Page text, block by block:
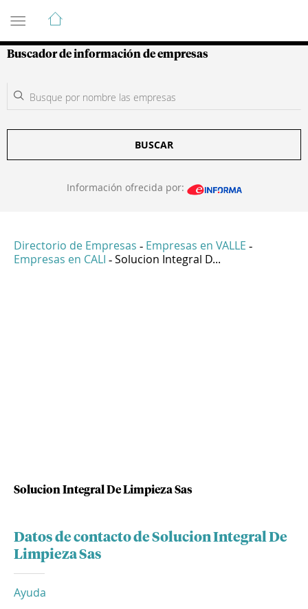
Guía de Empresas Colombianas
Buscador de información de empresas
BUSCAR
Información ofrecida por:
Directorio de Empresas - Empresas en VALLE -
Empresas en CALI - Solucion Integral D...
Solucion Integral De Limpieza Sas
Datos de contacto de Solucion Integral De
Limpieza Sas
Ayuda